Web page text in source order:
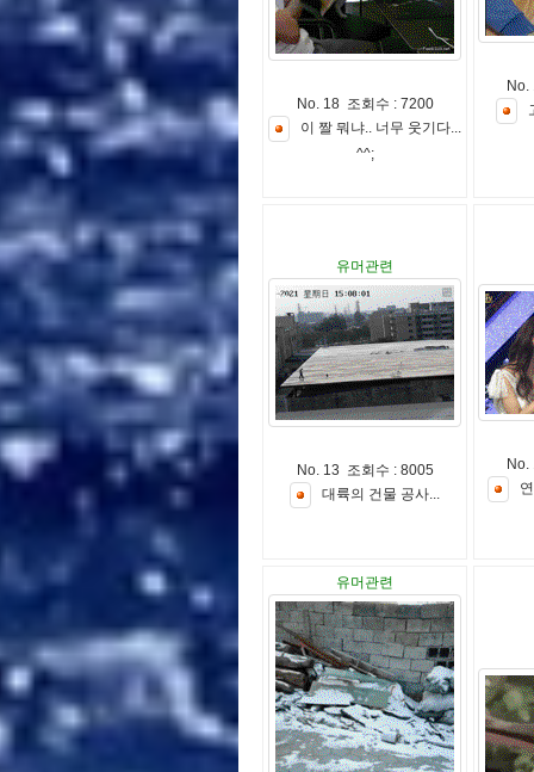
No. 18 조회수 : 7200
이
짤 뭐 냐.. 너 무 웃기 다...
^^;
유머관련
No. 13 조회수 : 8005
대 륙의 건 물 공사...
연
유머관련